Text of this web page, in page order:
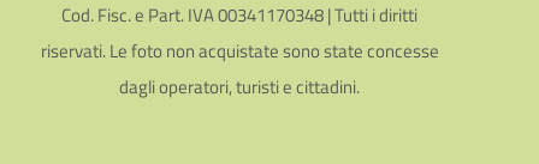
Cod. Fisc. e Part. IVA 00341170348 | Tutti i diritti
riservati. Le foto non acquistate sono state concesse
dagli operatori, turisti e cittadini.